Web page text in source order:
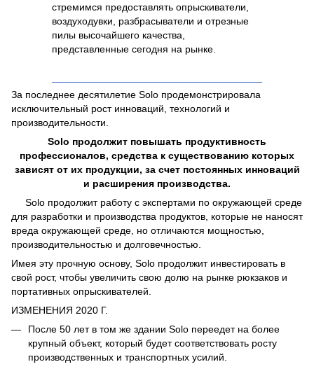
стремимся предоставлять опрыскиватели,
воздуходувки, разбрасыватели и отрезные
пилы высочайшего качества,
представленные сегодня на рынке.
За последнее десятилетие Solo продемонстрировала
исключительный рост инноваций, технологий и
производительности.
Solo продолжит повышать продуктивность
профессионалов, средства к существованию которых
зависят от их продукции, за счет постоянных инноваций
и расширения производства.
Solo продолжит работу с экспертами по окружающей среде
для разработки и производства продуктов, которые не наносят
вреда окружающей среде, но отличаются мощностью,
производительностью и долговечностью.
Имея эту прочную основу, Solo продолжит инвестировать в
свой рост, чтобы увеличить свою долю на рынке рюкзаков и
портативных опрыскивателей.
ИЗМЕНЕНИЯ 2020 Г.
После 50 лет в том же здании Solo переедет на более
крупный объект, который будет соответствовать росту
производственных и транспортных усилий.